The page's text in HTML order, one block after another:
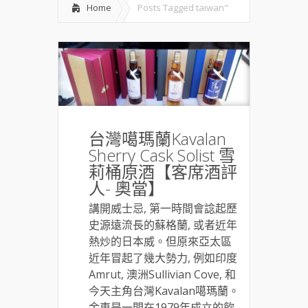
Home Posts Tagged taiwan"
台灣噶瑪蘭Kavalan
Sherry Cask Solist 雪
莉桶原酒【客席酒評
人- 奧當】
講開威士忌, 第一時間會諗起歷
史源遠流長的蘇格蘭, 或者近年
熱炒的日本威。但原來亞太區
近年冒起了幾大勢力, 例如印度
Amrut, 澳洲Sullivian Cove, 和
今天主角台灣Kavalan噶瑪蘭。